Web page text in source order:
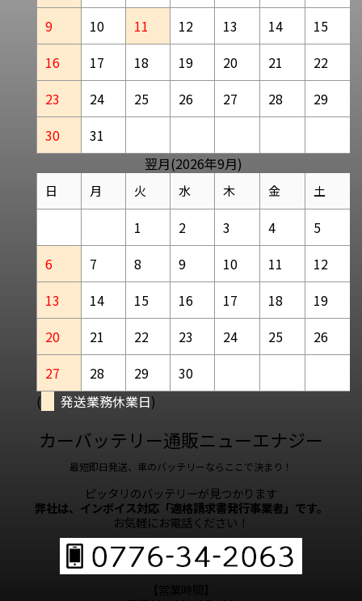
9
10 11 12 13 14
15
16
17 18 19 20 21
22
23
24 25 26 27 28
29
30
31
翌月(2026年9月)
日 月 火 水 木 金 土
1 2 3 4
5
6
7 8 9 10 11
12
13
14 15 16 17 18
19
20
21 22 23 24 25
26
27
28 29
30
(
発送業務休業日)
カーバッテリー通販ニューエナジー
最短即日発送、車のバッテリーならここで決まり！
ピッタリのバッテリーが見つかります
弊社は、インボイス対応「適格請求書発行事業者」です。
お気軽にお電話ください！